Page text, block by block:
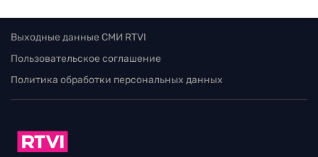
Выходные данные СМИ RTVI
Пользовательское соглашение
Политика обработки персональных данных